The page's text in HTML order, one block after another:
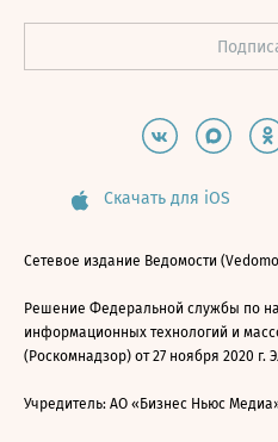
Скачать для iOS
Сетевое издание Ведомости
Решение Федеральной службы по
информационных технологий и
(Роскомнадзор) от 27 ноября 2020 г.
Учредитель: АО «Бизнес Ньюс